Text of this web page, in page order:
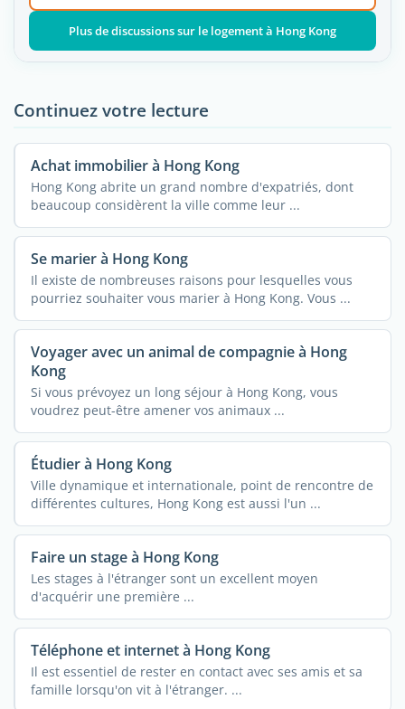
Plus de discussions sur le logement à Hong Kong
Continuez votre lecture
Achat immobilier à Hong Kong
Hong Kong abrite un grand nombre d'expatriés, dont
beaucoup considèrent la ville comme leur ...
Se marier à Hong Kong
Il existe de nombreuses raisons pour lesquelles vous
pourriez souhaiter vous marier à Hong Kong. Vous ...
Voyager avec un animal de compagnie à Hong
Kong
Si vous prévoyez un long séjour à Hong Kong, vous
voudrez peut-être amener vos animaux ...
Étudier à Hong Kong
Ville dynamique et internationale, point de rencontre de
différentes cultures, Hong Kong est aussi l'un ...
Faire un stage à Hong Kong
Les stages à l'étranger sont un excellent moyen
d'acquérir une première ...
Téléphone et internet à Hong Kong
Il est essentiel de rester en contact avec ses amis et sa
famille lorsqu'on vit à l'étranger. ...